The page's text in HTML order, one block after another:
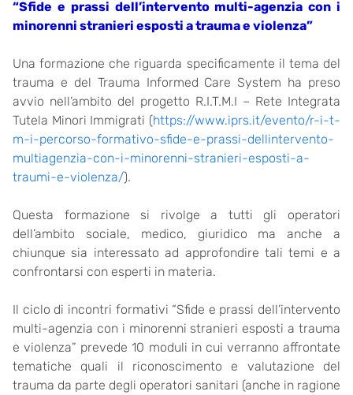
“Sfide e prassi dell’intervento multi-agenzia con i
minorenni stranieri esposti a trauma e violenza”
Una formazione che riguarda specificamente il tema del
trauma e del Trauma Informed Care System ha preso
avvio nell’ambito del progetto R.I.T.M.I – Rete Integrata
Tutela Minori Immigrati (https://www.iprs.it/evento/r-i-t-
m-i-percorso-formativo-sfide-e-prassi-dellintervento-
multiagenzia-con-i-minorenni-stranieri-esposti-a-
traumi-e-violenza/).
Questa formazione si rivolge a tutti gli operatori
dell’ambito sociale, medico, giuridico ma anche a
chiunque sia interessato ad approfondire tali temi e a
confrontarsi con esperti in materia.
Il ciclo di incontri formativi “Sfide e prassi dell’intervento
multi-agenzia con i minorenni stranieri esposti a trauma
e violenza” prevede 10 moduli in cui verranno affrontate
tematiche quali il riconoscimento e valutazione del
trauma da parte degli operatori sanitari (anche in ragione